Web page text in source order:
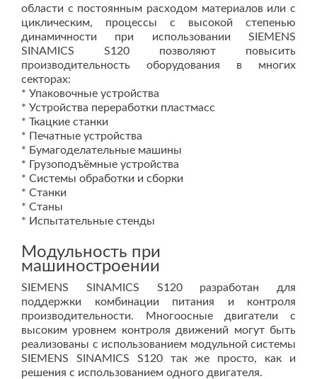
области с постоянным расходом материалов или с
циклическим, процессы с высокой степенью
динамичности при использовании SIEMENS
SINAMICS S120 позволяют повысить
производительность оборудования в многих
секторах:
* Упаковочные устройства
* Устройства переработки пластмасс
* Ткацкие станки
* Печатные устройства
* Бумагоделательные машины
* Грузоподъёмные устройства
* Системы обработки и сборки
* Станки
* Станы
* Испытательные стенды
Модульность при
машиностроении
SIEMENS SINAMICS S120 разработан для
поддержки комбинации питания и контроля
производительности. Многоосные двигатели с
высоким уровнем контроля движений могут быть
реализованы с использованием модульной системы
SIEMENS SINAMICS S120 так же просто, как и
решения с использованием одного двигателя.